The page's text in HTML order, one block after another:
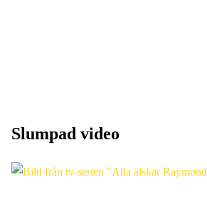
Slumpad video